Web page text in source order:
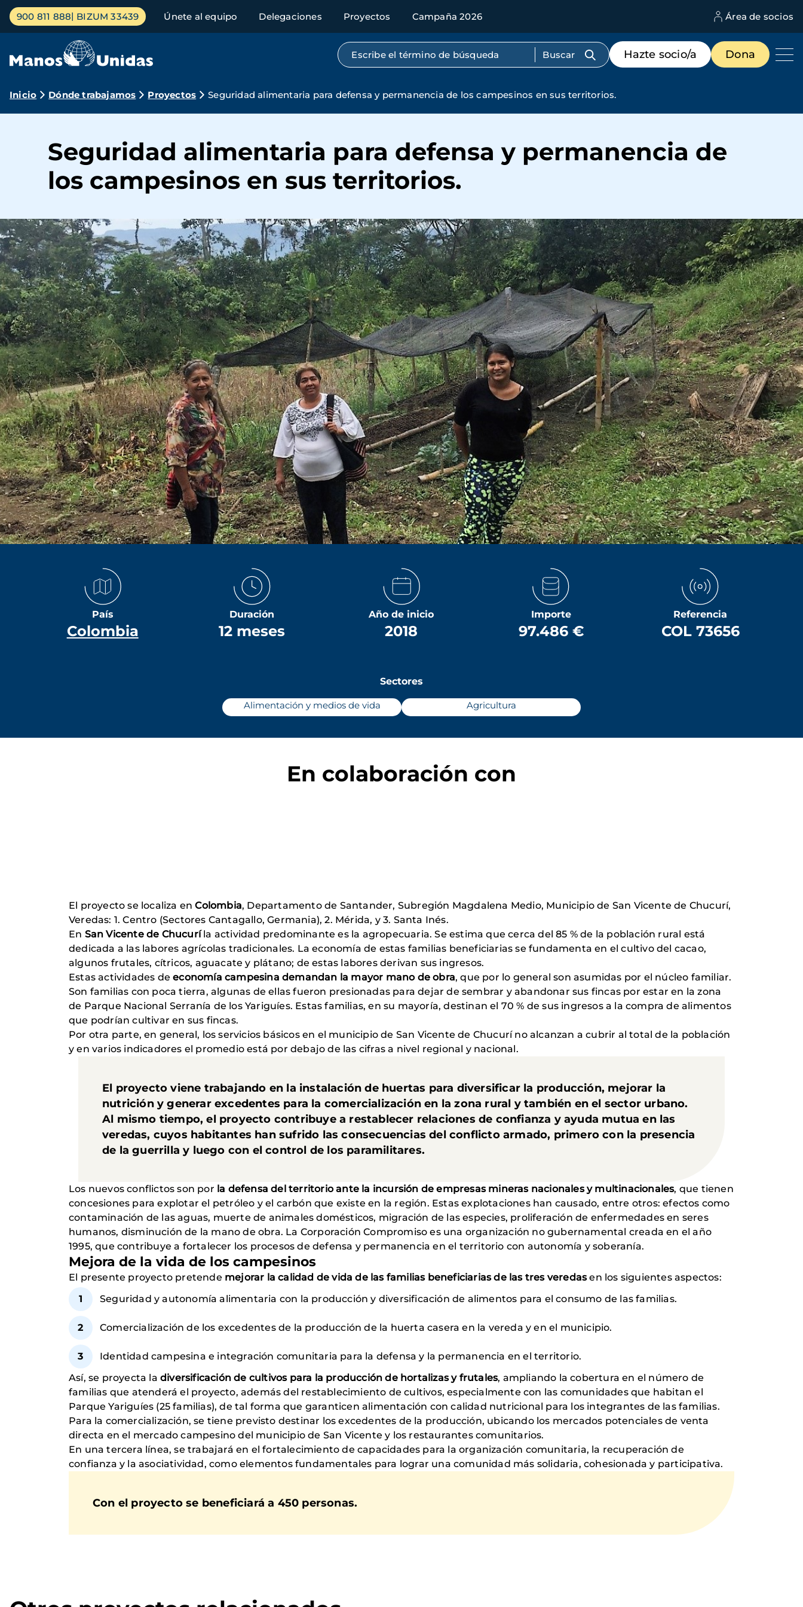
Pasar
contenido
Menú
principal
900 811 888 BIZUM 33439 Únete al equipo Delegaciones Proyectos Campaña 2026 Área de socios
Búsqueda por texto completo
Menú
de
destacados
Hazte socio/a Dona
Ruta
navegación
Inicio Dónde trabajamos Proyectos Seguridad alimentaria para defensa y permanencia de los campesinos en sus territorios.
Seguridad alimentaria para defensa y permanencia de
los campesinos en sus territorios.
País
Colombia
Duración
12 meses
Año de inicio
2018
Importe
97.486 €
Referencia
COL 73656
Sectores
Alimentación y medios de vida Agricultura
En colaboración con
El proyecto se localiza enColombia, Departamento de Santander, Subregión Magdalena Medio, Municipio de San Vicente de Chucurí,
Veredas: 1. Centro (Sectores Cantagallo, Germania), 2. Mérida, y 3. Santa Inés.
En San Vicente de Chucuríla actividad predominante es la agropecuaria. Se estima que cerca del 85 % de la población rural está
dedicada a las labores agrícolas tradicionales. La economía de estas familias beneficiarias se fundamenta en el cultivo del cacao,
algunos frutales, cítricos, aguacate y plátano; de estas labores derivan sus ingresos.
Estas actividades deeconomía campesina demandan la mayor mano de obra, que por lo general son asumidas por el núcleo familiar.
Son familias con poca tierra, algunas de ellas fueron presionadas para dejar de sembrar y abandonar sus fincas por estar en la zona
de Parque Nacional Serranía de los Yariguíes. Estas familias, en su mayoría, destinan el 70 % de sus ingresos a la compra de alimentos
que podrían cultivar en sus fincas.
Por otra parte, en general, los servicios básicos en el municipio de San Vicente de Chucurí no alcanzan a cubrir al total de la población
y en varios indicadores el promedio está por debajo de las cifras a nivel regional y nacional.
El proyecto viene trabajando en la instalación de huertas para diversificar la producción, mejorar la
nutrición y generar excedentes para la comercialización en la zona rural y también en el sector urbano.
Al mismo tiempo, el proyecto contribuye a restablecer relaciones de confianza y ayuda mutua en las
veredas, cuyos habitantes han sufrido las consecuencias del conflicto armado, primero con la presencia
de la guerrilla y luego con el control de los paramilitares.
Los nuevos conflictos son por la defensa del territorio ante la incursión de empresas mineras nacionales y multinacionales, que tienen
concesiones para explotar el petróleo y el carbón que existe en la región. Estas explotaciones han causado, entre otros: efectos como
contaminación de las aguas, muerte de animales domésticos, migración de las especies, proliferación de enfermedades en seres
humanos, disminución de la mano de obra. La Corporación Compromiso es una organización no gubernamental creada en el año
1995, que contribuye a fortalecer los procesos de defensa y permanencia en el territorio con autonomía y soberanía.
Mejora de la vida de los campesinos
El presente proyecto pretende mejorar la calidad de vida de las familias beneficiarias de las tres veredasen los siguientes aspectos:
Seguridad y autonomía alimentaria con la producción y diversificación de alimentos para el consumo de las familias.
Comercialización de los excedentes de la producción de la huerta casera en la vereda y en el municipio.
Identidad campesina e integración comunitaria para la defensa y la permanencia en el territorio.
Así, se proyecta la diversificación de cultivos para la producción de hortalizas y frutales, ampliando la cobertura en el número de
familias que atenderá el proyecto, además del restablecimiento de cultivos, especialmente con las comunidades que habitan el
Parque Yariguíes (25 familias), de tal forma que garanticen alimentación con calidad nutricional para los integrantes de las familias.
Para la comercialización, se tiene previsto destinar los excedentes de la producción, ubicando los mercados potenciales de venta
directa en el mercado campesino del municipio de San Vicente y los restaurantes comunitarios.
En una tercera línea, se trabajará en el fortalecimiento de capacidades para la organización comunitaria, la recuperación de
confianza y la asociatividad, como elementos fundamentales para lograr una comunidad más solidaria, cohesionada y participativa.
Con el proyecto se beneficiará a 450 personas.